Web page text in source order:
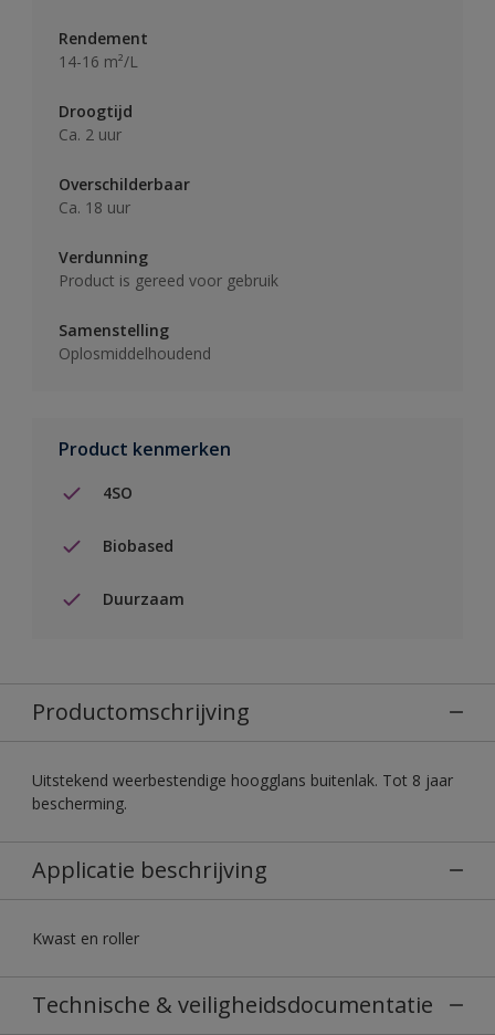
Rendement
14-16 m²/L
Droogtijd
Ca. 2 uur
Overschilderbaar
Ca. 18 uur
Verdunning
Product is gereed voor gebruik
Samenstelling
Oplosmiddelhoudend
Product kenmerken
4SO
Biobased
Duurzaam
Productomschrijving
Uitstekend weerbestendige hoogglans buitenlak. Tot 8 jaar
bescherming.
Applicatie beschrijving
Kwast en roller
Technische & veiligheidsdocumentatie